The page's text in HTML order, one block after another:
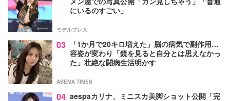
にいるのすごい」
モデルプレス
03
「1か月で20キロ増えた」脳の病気で副作用…
容姿が変わり「鏡を見ると自分とは思えなかっ
た」壮絶な闘病生活明かす
ABEMA TIMES
04 aespaカリナ、ミニスカ美脚ショット公開「完